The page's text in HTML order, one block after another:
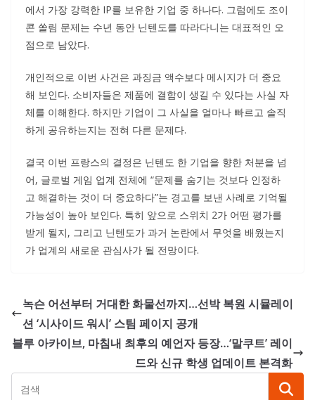
에서 가장 강력한 IP를 보유한 기업 중 하나다. 그럼에도 조이
콘 쏠림 문제는 수년 동안 닌텐도를 따라다니는 대표적인 오
점으로 남았다.
개인적으로 이번 사건은 과징금 액수보다 메시지가 더 중요
해 보인다. 소비자들은 제품에 결함이 생길 수 있다는 사실 자
체를 이해한다. 하지만 기업이 그 사실을 얼마나 빠르고 솔직
하게 공유하는지는 전혀 다른 문제다.
결국 이번 프랑스의 결정은 닌텐도 한 기업을 향한 처분을 넘
어, 글로벌 게임 업계 전체에 “문제를 숨기는 것보다 인정하
고 해결하는 것이 더 중요하다”는 경고를 보낸 사례로 기억될
가능성이 높아 보인다. 특히 앞으로 스위치 2가 어떤 평가를
받게 될지, 그리고 닌텐도가 과거 논란에서 무엇을 배웠는지
가 업계의 새로운 관심사가 될 전망이다.
녹슨 어선부터 거대한 화물선까지…선박 복원 시뮬레이
션 ‘시사이드 워시’ 스팀 페이지 공개
블루 아카이브, 마침내 최후의 예언자 등장…‘말쿠트’ 레이
드와 신규 학생 업데이트 본격화